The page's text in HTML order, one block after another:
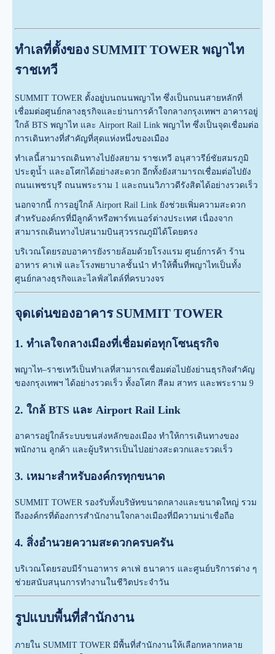
ทำเลที่ตั้งของ SUMMIT TOWER พญาไท
ราชเทวี
SUMMIT TOWER ตั้งอยู่บนถนนพญาไท ซึ่งเป็นถนนสายหลักที่
เชื่อมต่อศูนย์กลางธุรกิจและย่านการค้าใจกลางกรุงเทพฯ อาคารอยู่
ใกล้ BTS พญาไท และ Airport Rail Link พญาไท ซึ่งเป็นจุดเชื่อมต่อ
การเดินทางที่สำคัญที่สุดแห่งหนึ่งของเมือง
ทำเลนี้สามารถเดินทางไปยังสยาม ราชเทวี อนุสาวรีย์ชัยสมรภูมิ
ประตูน้ำ และอโศกได้อย่างสะดวก อีกทั้งยังสามารถเชื่อมต่อไปยัง
ถนนเพชรบุรี ถนนพระราม 1 และถนนวิภาวดีรังสิตได้อย่างรวดเร็ว
นอกจากนี้ การอยู่ใกล้ Airport Rail Link ยังช่วยเพิ่มความสะดวก
สำหรับองค์กรที่มีลูกค้าหรือพาร์ทเนอร์ต่างประเทศ เนื่องจาก
สามารถเดินทางไปสนามบินสุวรรณภูมิได้โดยตรง
บริเวณโดยรอบอาคารยังรายล้อมด้วยโรงแรม ศูนย์การค้า ร้าน
อาหาร คาเฟ่ และโรงพยาบาลชั้นนำ ทำให้พื้นที่พญาไทเป็นทั้ง
ศูนย์กลางธุรกิจและไลฟ์สไตล์ที่ครบวงจร
จุดเด่นของอาคาร SUMMIT TOWER
1. ทำเลใจกลางเมืองที่เชื่อมต่อทุกโซนธุรกิจ
พญาไท–ราชเทวีเป็นทำเลที่สามารถเชื่อมต่อไปยังย่านธุรกิจสำคัญ
ของกรุงเทพฯ ได้อย่างรวดเร็ว ทั้งอโศก สีลม สาทร และพระราม 9
2. ใกล้ BTS และ Airport Rail Link
อาคารอยู่ใกล้ระบบขนส่งหลักของเมือง ทำให้การเดินทางของ
พนักงาน ลูกค้า และผู้บริหารเป็นไปอย่างสะดวกและรวดเร็ว
3. เหมาะสำหรับองค์กรทุกขนาด
SUMMIT TOWER รองรับทั้งบริษัทขนาดกลางและขนาดใหญ่ รวม
ถึงองค์กรที่ต้องการสำนักงานใจกลางเมืองที่มีความน่าเชื่อถือ
4. สิ่งอำนวยความสะดวกครบครัน
บริเวณโดยรอบมีร้านอาหาร คาเฟ่ ธนาคาร และศูนย์บริการต่าง ๆ
ช่วยสนับสนุนการทำงานในชีวิตประจำวัน
รูปแบบพื้นที่สำนักงาน
ภายใน SUMMIT TOWER มีพื้นที่สำนักงานให้เลือกหลากหลาย